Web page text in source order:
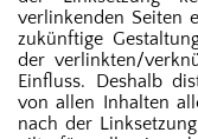
verlinkenden Seiten
zukünftige
der verlinkten/
Einfluss. Deshalb
von allen Inhalten
nach der